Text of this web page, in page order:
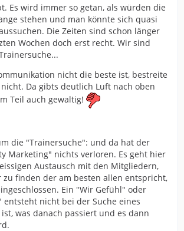
Es wird immer so getan, als würden die
stehen und man könnte sich quasi
Die Zeiten sind schon länger
Wochen doch erst recht. Wir sind
nicht die beste ist, bestreite
Da gibts deutlich Luft nach oben
Teil auch gewaltig!
die "Trainersuche": und da hat der
Marketing" nichts verloren. Es geht hier
Austausch mit den Mitgliedern,
zu finden der am besten allen entspricht,
Ein "Wir Gefühl" oder
entsteht nicht bei der Suche eines
was danach passiert und es dann